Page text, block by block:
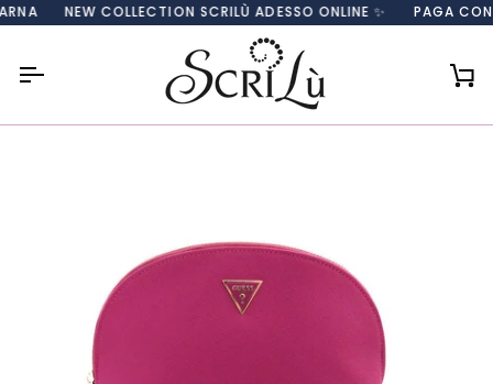
Salta
al
NEW COLLECTION SCRILÙ ADESSO ONLINE ✨ PAGA CON